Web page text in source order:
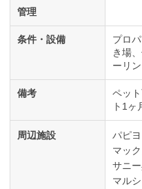
管理
条件・設備 プロ
き場
ーリ
備考
ペッ
ト1ヶ
周辺施設
パピ
マッ
サニ
マル